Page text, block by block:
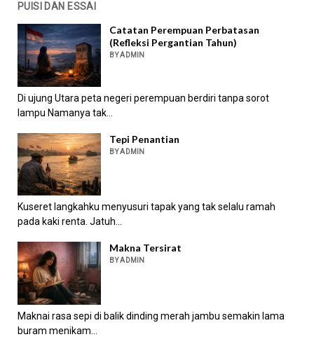
PUISI DAN ESSAI
Catatan Perempuan Perbatasan
(Refleksi Pergantian Tahun)
BY ADMIN
Di ujung Utara peta negeri perempuan berdiri tanpa sorot
lampu Namanya tak...
Tepi Penantian
BY ADMIN
Kuseret langkahku menyusuri tapak yang tak selalu ramah
pada kaki renta. Jatuh...
Makna Tersirat
BY ADMIN
Maknai rasa sepi di balik dinding merah jambu semakin lama
buram menikam...